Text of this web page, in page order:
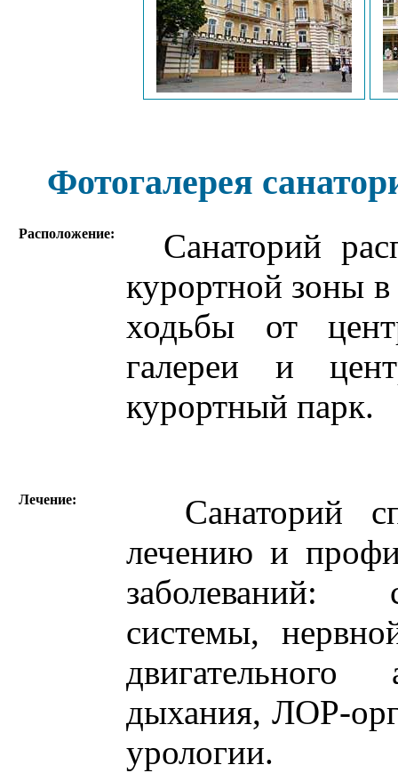
Фотогалерея
Расположение:
Санаторий
курортной зоны
ходьбы от
галереи и
курортный парк.
Лечение:
Санаторий
лечению и
заболеваний:
системы,
двигательного
дыхания, ЛОР-
урологии.